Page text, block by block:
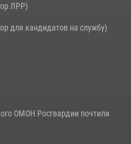
ЛРР)
для кандидатов на службу)
ОМОН Росгвардии почтили